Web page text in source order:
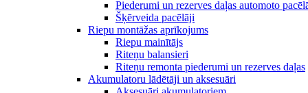
Piederumi un rezerves daļas automoto
Šķērveida pacēlāji
Riepu montāžas aprīkojums
Riepu mainītājs
Riteņu balansieri
Riteņu remonta piederumi un rezerves daļas
Akumulatoru lādētāji un aksesuāri